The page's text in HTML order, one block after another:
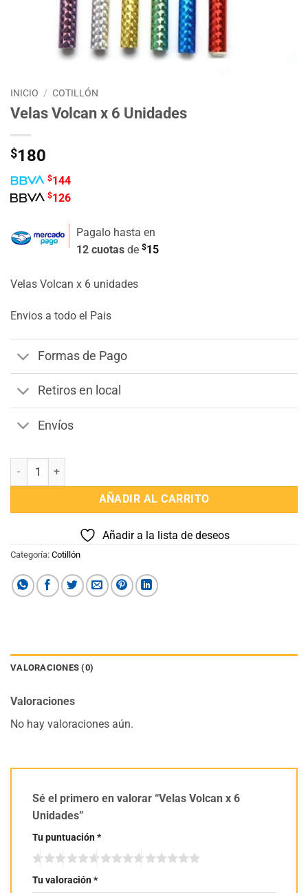
INICIO / COTILLÓN
Velas Volcan x 6 Unidades
$180
$144
$126
Pagalo hasta en
12 cuotas de $15
Velas Volcan x 6 unidades
Envios a todo el Pais
Formas de Pago
Retiros en local
Envíos
Velas Volcan x 6 Unidades cantidad
AÑADIR AL CARRITO
Añadir a la lista de deseos
Categoría: Cotillón
VALORACIONES (0)
Valoraciones
No hay valoraciones aún.
Sé el primero en valorar “Velas Volcan x 6
Unidades”
Tu puntuación*
Tu valoración*